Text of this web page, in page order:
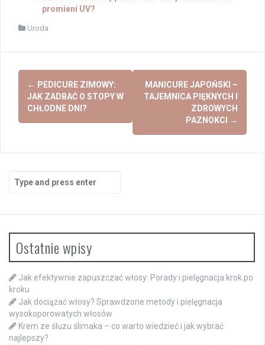
promieni UV?
Uroda
Post
navigation
← PEDICURE ZIMOWY:
JAK ZADBAĆ O STOPY W
CHŁODNE DNI?
MANICURE JAPOŃSKI –
TAJEMNICA PIĘKNYCH I
ZDROWYCH
PAZNOKCI
→
Search
for:
Ostatnie wpisy
Jak efektywnie zapuszczać włosy: Porady i pielęgnacja krok po
kroku
Jak dociążać włosy? Sprawdzone metody i pielęgnacja
wysokoporowatych włosów
Krem ze śluzu ślimaka – co warto wiedzieć i jak wybrać
najlepszy?